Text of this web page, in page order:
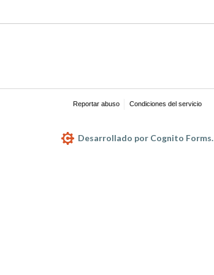
Reportar abuso Condiciones del servicio
Desarrollado por Cognito Forms.